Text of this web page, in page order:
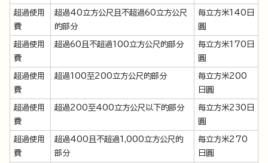
超過使用
費
超過40立方公尺且不超過60立方公尺
的部分
每立方米140日
圓
超過使用
費
超過60且不超過100立方公尺的部分
每立方米170日
圓
超過使用
費
超過100至200立方公尺的部分
每立方米200
日圓
超過使用
費
超過200至400立方公尺以下的部分
每立方米230日
圓
超過使用
費
超過400且不超過1,000立方公尺的
部分
每立方米270
日圓